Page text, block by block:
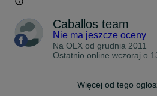
Caballos team
Nie ma jeszcze oceny
Na OLX od grudnia 2011
Ostatnio online wczoraj o
Więcej od tego